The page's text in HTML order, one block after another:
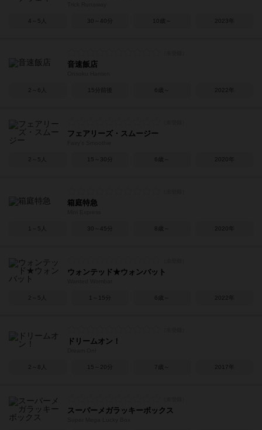
4～5人 30～40分 10歳～ 2023年
音速飯店
2～6人 15分前後 6歳～ 2022年
フェアリーズ・スムージー
2～5人 15～30分 6歳～ 2020年
箱庭特急
1～5人 30～45分 8歳～ 2020年
ウォンテッド★ウォンバット
2～5人 1～15分 6歳～ 2022年
ドリームオン！
2～8人 15～20分 7歳～ 2017年
スーパーメガラッキーボックス